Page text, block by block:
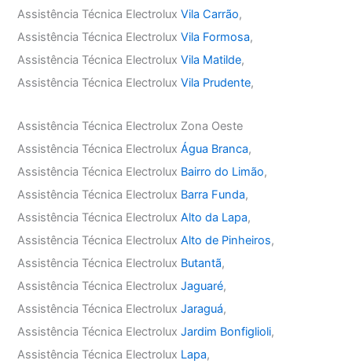
Assistência Técnica ElectroluxVila Carrão,
Assistência Técnica ElectroluxVila Formosa,
Assistência Técnica ElectroluxVila Matilde,
Assistência Técnica ElectroluxVila Prudente,
Assistência Técnica Electrolux Zona Oeste
Assistência Técnica ElectroluxÁgua Branca,
Assistência Técnica Electrolux Bairro do Limão,
Assistência Técnica Electrolux Barra Funda,
Assistência Técnica ElectroluxAlto da Lapa,
Assistência Técnica ElectroluxAlto de Pinheiros,
Assistência Técnica Electrolux Butantã,
Assistência Técnica ElectroluxJaguaré,
Assistência Técnica ElectroluxJaraguá,
Assistência Técnica ElectroluxJardim Bonfiglioli,
Assistência Técnica Electrolux Lapa,